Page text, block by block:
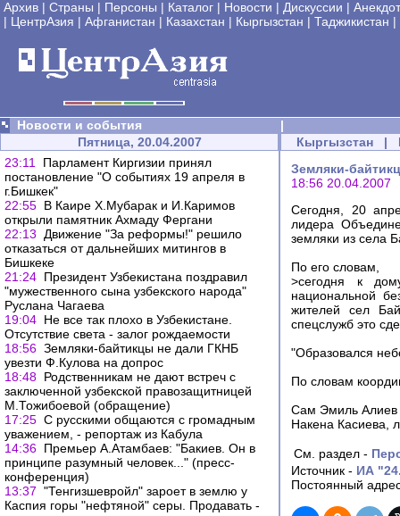
Архив | Страны | Персоны | Каталог | Новости | Дискуссии |
| ЦентрАзия | Афганистан | Казахстан | Кыргызстан | Таджикистан |
Новости и события
|
Пятница, 20.04.2007
23:11
Парламент Киргизии принял
постановление "О событиях 19 апреля в
г.Бишкек"
22:55 В Каире Х.Мубарак и И.Каримов
открыли памятник Ахмаду Фергани
22:13
Движение "За реформы!" решило
отказаться от дальнейших митингов в
Бишкеке
21:24 Президент Узбекистана поздравил
"мужественного сына узбекского народа"
Руслана Чагаева
19:04 Не все так плохо в Узбекистане.
Отсутствие света - залог рождаемости
18:56 Земляки-байтикцы не дали ГКНБ
увезти Ф.Кулова на допрос
18:48 Родственникам не дают встреч с
заключенной узбекской правозащитницей
М.Тожибоевой (обращение)
17:25 С русскими общаются с громадным
уважением, - репортаж из Кабула
14:36 Премьер А.Атамбаев: "Бакиев. Он в
принципе разумный человек..." (пресс-
конференция)
13:37 "Тенгизшевройл" зароет в землю у
Каспия горы "нефтяной" серы. Продавать -
Кыргызстан |
Земляки-
18:56 20.04.2007
Сегодня, 20
лидера
земляки из села
По его словам,
>сегодня к
национальной
жителей сел
спецслужб это
"Образовался
По словам
Сам Эмиль Алиев
Накена Касиева,
См. раздел -
Источник - ИА
Постоянный